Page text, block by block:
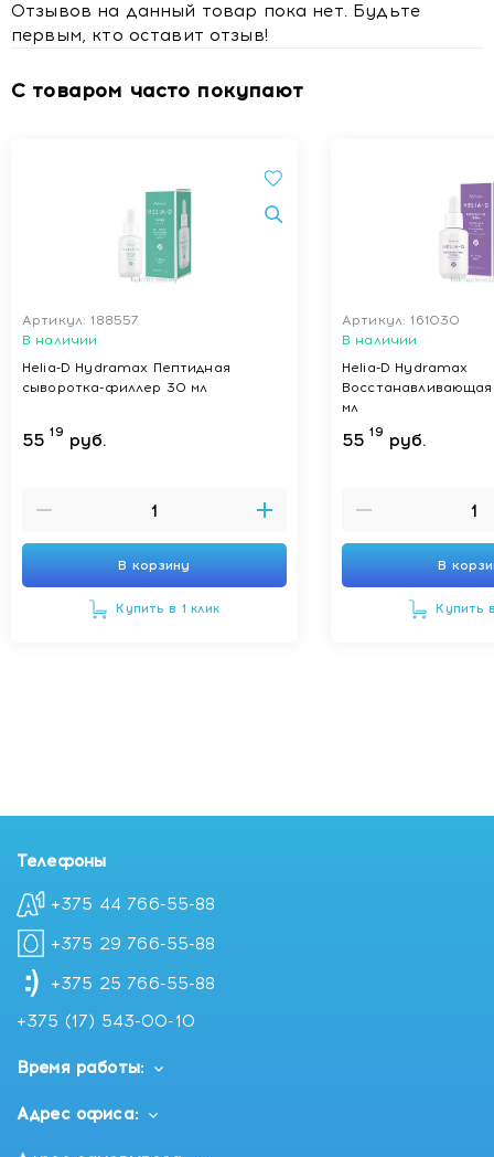
Отзывов на данный товар пока нет. Будьте
первым, кто оставит отзыв!
С товаром часто покупают
Артикул: 188557
В наличии
Helia-D Hydramax Пептидная
сыворотка-филлер 30 мл
55 19 руб.
В корзину
Купить в 1 клик
Артикул: 161030
В наличии
Helia-D Hydramax
мл
55 19 руб.
В
Купить
Телефоны
+375 44 766-55-88
+375 29 766-55-88
+375 25 766-55-88
+375 (17) 543-00-10
Время работы:
Адрес офиса: